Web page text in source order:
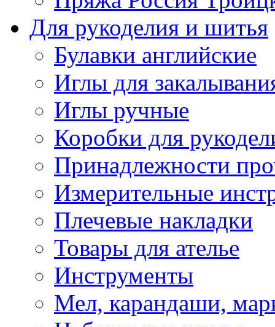
Для рукоделия и шитья
Булавки английские
Иглы для
Иглы ручные
Коробки для
Принадлежности
Измерительные
Плечевые накладки
Товары для ателье
Инструменты
Мел, карандаши,